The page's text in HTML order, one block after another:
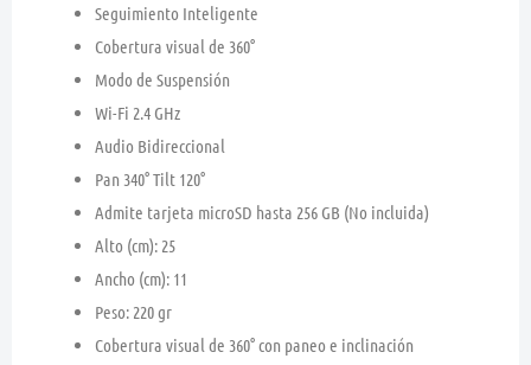
Seguimiento Inteligente
Cobertura visual de 360°
Modo de Suspensión
Wi-Fi 2.4 GHz
Audio Bidireccional
Pan 340° Tilt 120°
Admite tarjeta microSD hasta 256 GB (No incluida)
Alto (cm): 25
Ancho (cm): 11
Peso: 220 gr
Cobertura visual de 360° con paneo e inclinación